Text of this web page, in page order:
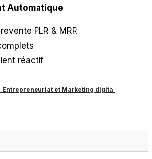
CFA. 000 CFA.
Automatique
PLR & MRR
réactif
Entrepreneuriat et Marketing digital